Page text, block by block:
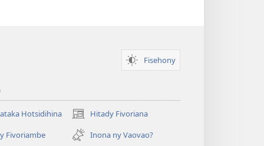
Fisehony
Hotsidihina Hitady Fivoriana
(manokatra
rohy)
Fivoriambe
Inona ny Vaovao?